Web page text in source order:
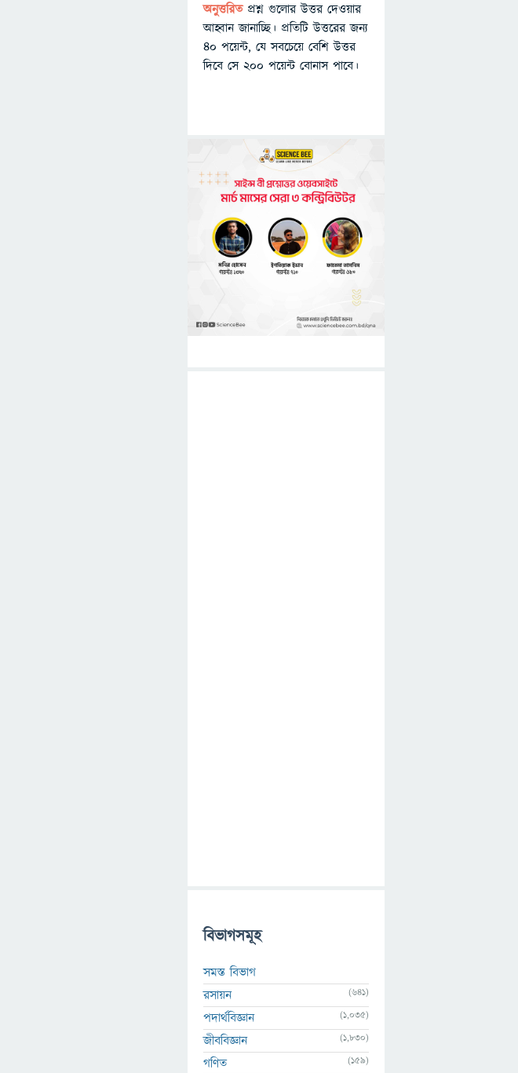
অনুত্তরিত প্রশ্ন গুলোর উত্তর দেওয়ার
আহ্বান জানাচ্ছি। প্রতিটি উত্তরের জন্য
৪০ পয়েন্ট, যে সবচেয়ে বেশি উত্তর
দিবে সে ২০০ পয়েন্ট বোনাস পাবে।
বিভাগসমূহ
সমস্ত বিভাগ
রসায়ন
(641)
পদার্থবিজ্ঞান (1,035)
জীববিজ্ঞান (1,830)
গণিত (159)